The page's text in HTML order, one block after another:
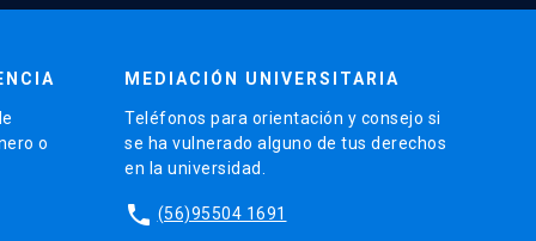
o
MEDIACIÓN UNIVERSITARIA
Teléfonos para orientación y consejo si
se ha vulnerado alguno de tus derechos
en la universidad.
phone (56)95504 1691